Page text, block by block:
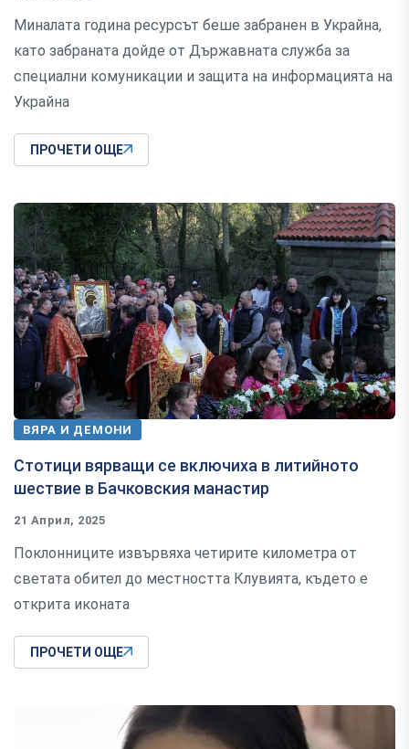
Миналата година ресурсът беше забранен в Украйна,
като забраната дойде от Държавната служба за
специални комуникации и защита на информацията на
Украйна
ПРОЧЕТИ ОЩЕ
ВЯРА И ДЕМОНИ
Стотици вярващи се включиха в литийното
шествие в Бачковския манастир
21 Април, 2025
Поклонниците извървяха четирите километра от
светата обител до местността Клувията, където е
открита иконата
ПРОЧЕТИ ОЩЕ